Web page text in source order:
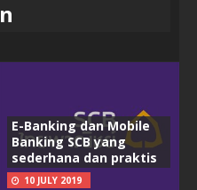
E-Banking dan Mobile
Banking SCB yang
sederhana dan praktis
10 JULY 2019